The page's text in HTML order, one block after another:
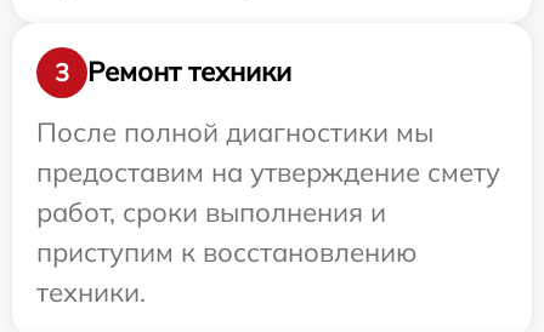
3
Ремонт техники
После полной диагностики мы
предоставим на утверждение смету
работ, сроки выполнения и
приступим к восстановлению
техники.